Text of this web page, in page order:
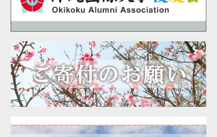
2020年07月
2020年06月
2020年05月
2020年04月
2020年03月
2020年02月
2020年01月
2019年11月